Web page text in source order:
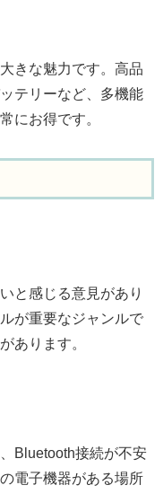
きな魅力です。高品
テリーなど、多機能
にお得です。
と感じる意見があり
が重要なジャンルで
あります。
Bluetooth接続が不安
電子機器がある場所